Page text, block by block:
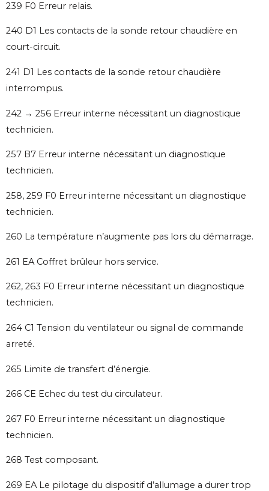
239 F0 Erreur relais.
240 D1 Les contacts de la sonde retour chaudière en
court-circuit.
241 D1 Les contacts de la sonde retour chaudière
interrompus.
242 → 256 Erreur interne nécessitant un diagnostique
technicien.
257 B7 Erreur interne nécessitant un diagnostique
technicien.
258, 259 F0 Erreur interne nécessitant un diagnostique
technicien.
260 La température n’augmente pas lors du démarrage.
261 EA Coffret brûleur hors service.
262, 263 F0 Erreur interne nécessitant un diagnostique
technicien.
264 C1 Tension du ventilateur ou signal de commande
arreté.
265 Limite de transfert d’énergie.
266 CE Echec du test du circulateur.
267 F0 Erreur interne nécessitant un diagnostique
technicien.
268 Test composant.
269 EA Le pilotage du dispositif d’allumage a durer trop